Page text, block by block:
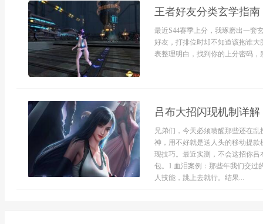
王者好友分类玄学指
最近S44赛季上分，我琢磨出一套
好友，打排位时却不知道该抱谁
表整理明白，找到你的上分密码，
吕布大招闪现机制详
兄弟们，今天必须喷醒那些还在
神，用不好就是送人头的移动提
现技巧。最近实测，不会这招你
包。1.血泪案例：那些年我们交过
人技能，跳上去就行。结果...